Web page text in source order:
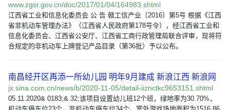
www.zgsr.gov.cn/doc/2017/01/04/164983.shtml
江西省工业和信息化委员会 公 告 赣工信产业〔2016〕第5号 根据《江西
省非机动车管理办法》（江西省人民政府第178号令），经江西省工业和
信息化委员会、江西省公安厅、江西省工商行政管理局联合评审，现将符
合规定的非机动车上牌登记产品目录（第36批）予以公布。
南昌经开区再添一所幼儿园 明年9月建成 新浪江西 新浪网
jx.sina.com.cn/news/b/2020-11-05/detail-iiznctkc9653151.shtml
05.11.2020& 0183;& 32;该项目设置幼儿班12个班，绿地率为30.70%，